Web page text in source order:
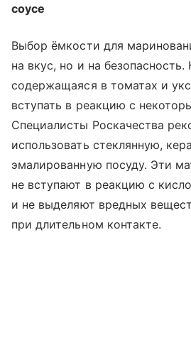
соусе
Выбор ёмкости для
на вкус, но и на безопасность.
содержащаяся в томатах и
вступать в реакцию с
Специалисты Роскачества
использовать стеклянную,
эмалированную посуду. Эти
не вступают в реакцию с
и не выделяют вредных
при длительном контакте.